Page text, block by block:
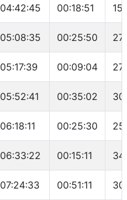
04:42:45 00:18:51
05:08:35 00:25:50
05:17:39 00:09:04
05:52:41 00:35:02
06:18:11 00:25:30
06:33:22 00:15:11
07:24:33 00:51:11